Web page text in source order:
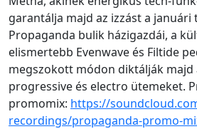
garantálja majd az izzást a januári
Propaganda bulik házigazdái, a
elismertebb Evenwave és Filtide
megszokott módon diktálják majd
progressive és electro ütemeket.
promomix: https://
recordings/propaganda-promo-